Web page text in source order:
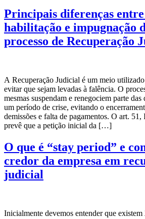
Principais diferenças
habilitação e impugnação
processo de Recuperação
A Recuperação Judicial é um meio utilizado
evitar que sejam levadas à falência. O
mesmas suspendam e renegociem parte
um período de crise, evitando o
demissões e falta de pagamentos. O art.
prevê que a petição inicial da […]
O que é “stay period” e
credor da empresa em
judicial
Inicialmente devemos entender que